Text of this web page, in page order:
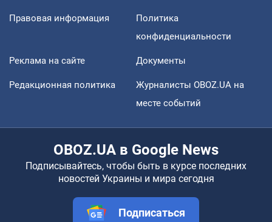
Правовая информация
Политика
конфиденциальности
Реклама на сайте Документы
Редакционная политика
Журналисты OBOZ.UA на
месте событий
OBOZ.UA в Google News
Подписывайтесь, чтобы быть в курсе последних
новостей Украины и мира сегодня
Подписаться